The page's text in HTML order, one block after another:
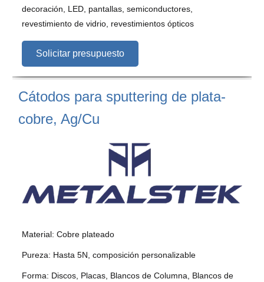
decoración, LED, pantallas, semiconductores,
revestimiento de vidrio, revestimientos ópticos
Solicitar presupuesto
Cátodos para sputtering de plata-
cobre, Ag/Cu
Material: Cobre plateado
Pureza: Hasta 5N, composición personalizable
Forma: Discos, Placas, Blancos de Columna, Blancos de